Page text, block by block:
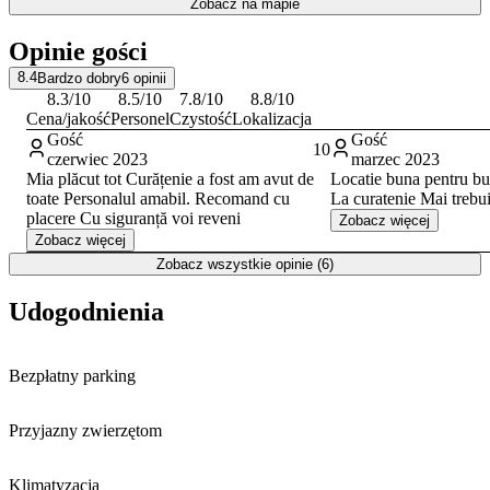
Zobacz na mapie
Opinie gości
8.4Bardzo dobry6 opinii
8.3/10
Cena/jakość
8.5/10
Personel
7.8/10
Czystość
8.8/10
Lokalizacja
Gość
czerwiec 2023
10
Mia plăcut tot Curățenie a fost am avut de
toate Personalul amabil. Recomand cu
placere Cu siguranță voi reveni
Zobacz więcej
Gość
marzec 2023
Locatie buna pentru
La curatenie Mai
Zobacz więcej
Zobacz wszystkie opinie (6)
Udogodnienia
Bezpłatny parking
Przyjazny zwierzętom
Klimatyzacja